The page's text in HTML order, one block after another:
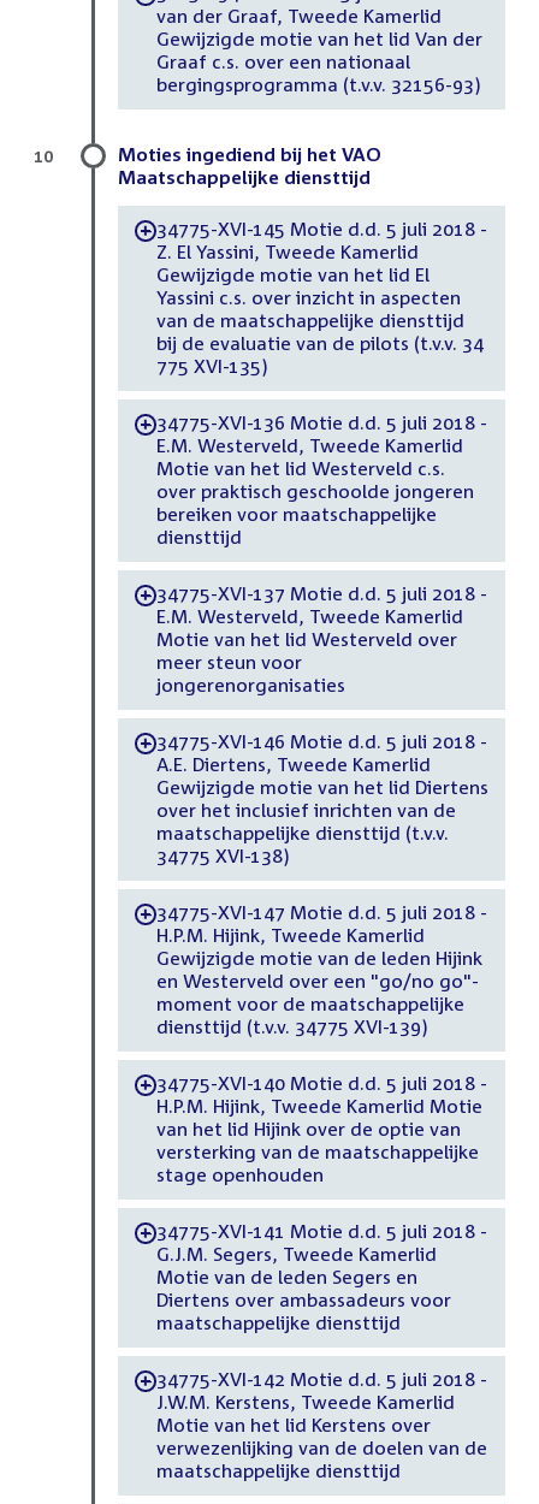
van der Graaf, Tweede Kamerlid
Gewijzigde motie van het lid Van der
Graaf c.s. over een nationaal
bergingsprogramma (t.v.v. 32156-93)
Moties ingediend bij het VAO
Maatschappelijke diensttijd
-34775-XVI-145 Motie d.d. 5 juli 2018 -
Z. El Yassini, Tweede Kamerlid
Gewijzigde motie van het lid El
Yassini c.s. over inzicht in aspecten
van de maatschappelijke diensttijd
bij de evaluatie van de pilots (t.v.v. 34
775 XVI-135)
-34775-XVI-136 Motie d.d. 5 juli 2018 -
E.M. Westerveld, Tweede Kamerlid
Motie van het lid Westerveld c.s.
over praktisch geschoolde jongeren
bereiken voor maatschappelijke
diensttijd
-34775-XVI-137 Motie d.d. 5 juli 2018 -
E.M. Westerveld, Tweede Kamerlid
Motie van het lid Westerveld over
meer steun voor
jongerenorganisaties
-34775-XVI-146 Motie d.d. 5 juli 2018 -
A.E. Diertens, Tweede Kamerlid
Gewijzigde motie van het lid Diertens
over het inclusief inrichten van de
maatschappelijke diensttijd (t.v.v.
34775 XVI-138)
-34775-XVI-147 Motie d.d. 5 juli 2018 -
H.P.M. Hijink, Tweede Kamerlid
Gewijzigde motie van de leden Hijink
en Westerveld over een "go/no go"-
moment voor de maatschappelijke
diensttijd (t.v.v. 34775 XVI-139)
-34775-XVI-140 Motie d.d. 5 juli 2018 -
H.P.M. Hijink, Tweede Kamerlid Motie
van het lid Hijink over de optie van
versterking van de maatschappelijke
stage openhouden
-34775-XVI-141 Motie d.d. 5 juli 2018 -
G.J.M. Segers, Tweede Kamerlid
Motie van de leden Segers en
Diertens over ambassadeurs voor
maatschappelijke diensttijd
-34775-XVI-142 Motie d.d. 5 juli 2018 -
J.W.M. Kerstens, Tweede Kamerlid
Motie van het lid Kerstens over
verwezenlijking van de doelen van de
maatschappelijke diensttijd
10